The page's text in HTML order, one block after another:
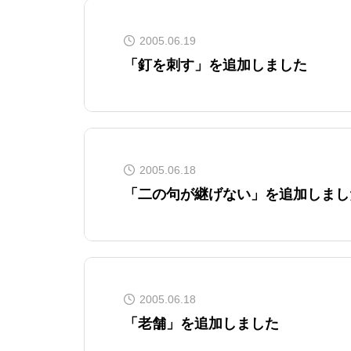
2005.06.19
「釘を刺す」を追加しました
2005.06.18
「二の句が継げない」を追加しま
2005.06.18
「老舗」を追加しました